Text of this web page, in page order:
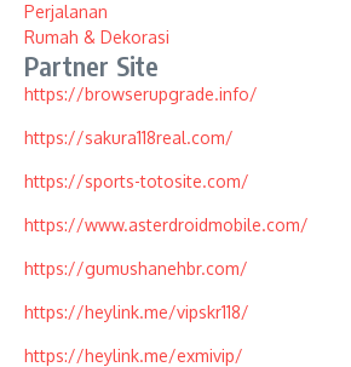
Perjalanan
Rumah & Dekorasi
Partner Site
https://browserupgrade.info/
https://sakura118real.com/
https://sports-totosite.com/
https://www.asterdroidmobile.com/
https://gumushanehbr.com/
https://heylink.me/vipskr118/
https://heylink.me/exmivip/